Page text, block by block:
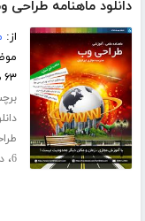
دانلود ماهنامه طراحی
از:
۶۳ صفحه
6،